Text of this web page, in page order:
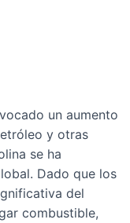
un aumento
y otras
se ha
Dado que los
del
combustible,